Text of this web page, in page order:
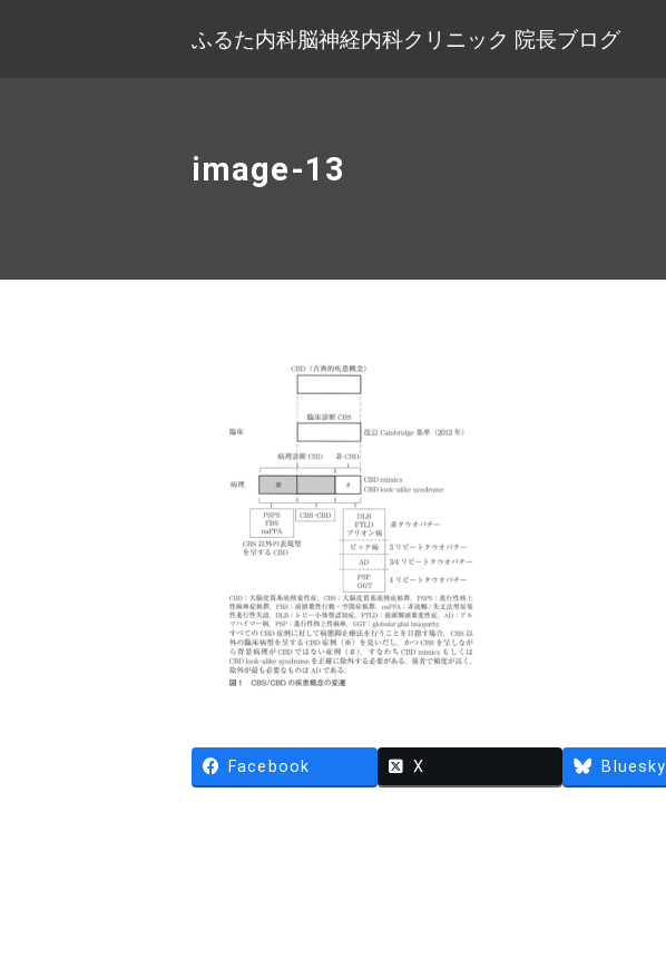
ふるた内科脳神経内科クリニック 院長ブログ
image-13
Facebook X Bluesky